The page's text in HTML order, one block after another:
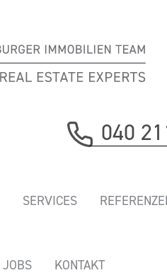
040
SERVICES
JOBS KONTAKT